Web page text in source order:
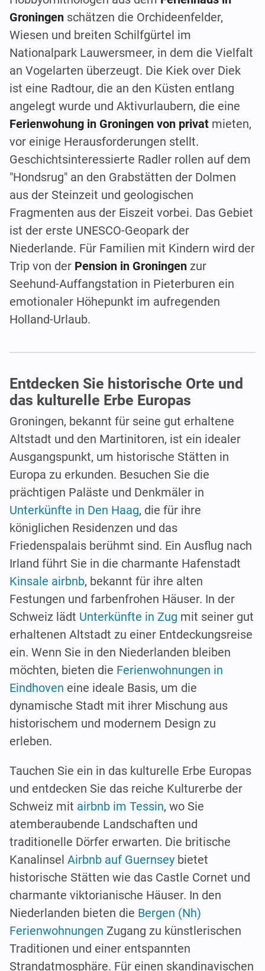
Groningen schätzen die Orchideenfelder,
Wiesen und breiten Schilfgürtel im
Nationalpark Lauwersmeer, in dem die Vielfalt
an Vogelarten überzeugt. Die Kiek over Diek
ist eine Radtour, die an den Küsten entlang
angelegt wurde und Aktivurlaubern, die eine
Ferienwohung in Groningen von privat mieten,
vor einige Herausforderungen stellt.
Geschichtsinteressierte Radler rollen auf dem
"Hondsrug" an den Grabstätten der Dolmen
aus der Steinzeit und geologischen
Fragmenten aus der Eiszeit vorbei. Das Gebiet
ist der erste UNESCO-Geopark der
Niederlande. Für Familien mit Kindern wird der
Trip von der Pension in Groningen zur
Seehund-Auffangstation in Pieterburen ein
emotionaler Höhepunkt im aufregenden
Holland-Urlaub.
Entdecken Sie historische Orte und
das kulturelle Erbe Europas
Groningen, bekannt für seine gut erhaltene
Altstadt und den Martinitoren, ist ein idealer
Ausgangspunkt, um historische Stätten in
Europa zu erkunden. Besuchen Sie die
prächtigen Paläste und Denkmäler in
Unterkünfte in Den Haag, die für ihre
königlichen Residenzen und das
Friedenspalais berühmt sind. Ein Ausflug nach
Irland führt Sie in die charmante Hafenstadt
Kinsale airbnb, bekannt für ihre alten
Festungen und farbenfrohen Häuser. In der
Schweiz lädt Unterkünfte in Zug mit seiner gut
erhaltenen Altstadt zu einer Entdeckungsreise
ein. Wenn Sie in den Niederlanden bleiben
möchten, bieten die Ferienwohnungen in
Eindhoven eine ideale Basis, um die
dynamische Stadt mit ihrer Mischung aus
historischem und modernem Design zu
erleben.
Tauchen Sie ein in das kulturelle Erbe Europas
und entdecken Sie das reiche Kulturerbe der
Schweiz mit airbnb im Tessin, wo Sie
atemberaubende Landschaften und
traditionelle Dörfer erwarten. Die britische
Kanalinsel Airbnb auf Guernsey bietet
historische Stätten wie das Castle Cornet und
charmante viktorianische Häuser. In den
Niederlanden bieten die Bergen (Nh)
Ferienwohnungen Zugang zu künstlerischen
Traditionen und einer entspannten
Strandatmosphäre. Für einen skandinavischen